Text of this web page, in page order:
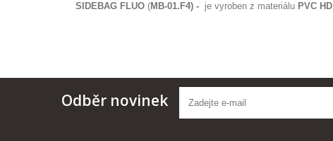
SIDEBAG FLUO (MB-01.F4) - je vyroben z materiálu PVC HD
Odběr novinek